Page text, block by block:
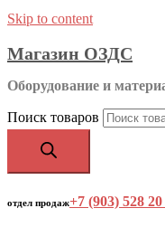
Skip to content
Магазин ОЗДС
Оборудование и
Поиск товаров
отдел продаж+7 (903) 528 20